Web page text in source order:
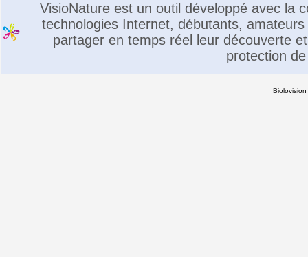
VisioNature est un outil développé avec la
technologies Internet, débutants,
partager en temps réel leur découverte
protection
Biolovision